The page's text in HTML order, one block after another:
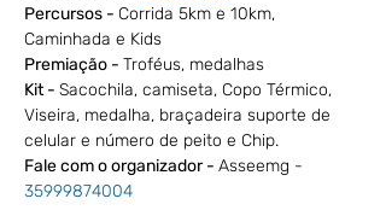
Percursos - Corrida 5km e 10km,
Caminhada e Kids
Premiação - Troféus, medalhas
Kit - Sacochila, camiseta, Copo Térmico,
Viseira, medalha, braçadeira suporte de
celular e número de peito e Chip.
Fale com o organizador - Asseemg -
35999874004